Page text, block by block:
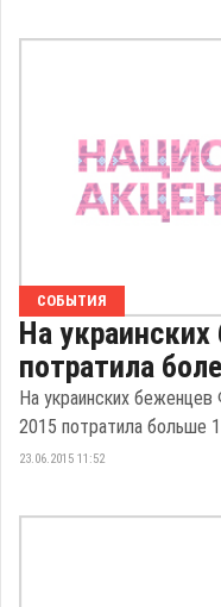
СОБЫТИЯ
На
потратила
На украинских
2015 потратила больше
23.06.2015 11:52